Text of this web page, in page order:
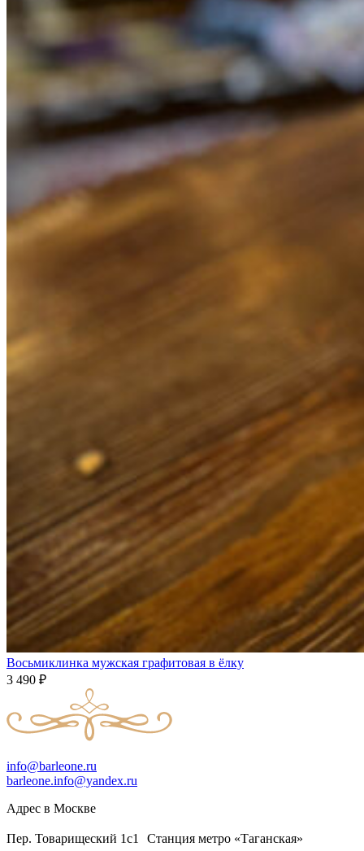
Восьмиклинка мужская графитовая в ёлку
3 490 ₽
info@barleone.ru
barleone.info@yandex.ru
Адрес в Москве
Пер. Товарищеский 1с1 Станция метро «Таганская»